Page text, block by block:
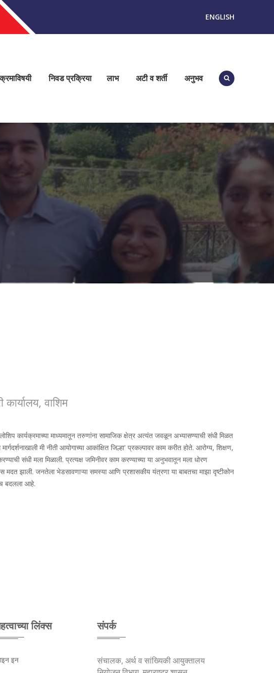
ENGLISH
निवड प्रक्रिया लाभ अटी व शर्ती अनुभव
कार्यालय, वाशिम
कार्यक्रमाच्या माध्यमातून तरुणांना सामाजिक क्षेत्र अत्यंत जवळून अभ्यासण्याची संधी मिळत
मी नीती आयोगाच्या आकांक्षित जिल्हा' प्रकल्पावर काम करीत होते. आरोग्य, शिक्षण,
संधी मला मिळाली. प्रत्यक्ष जमिनीवर काम करण्याच्या या अनुभवातून मला धोरण
झाली. जनतेला भेडसावणाऱ्या समस्या आणि प्रशासकीय यंत्रणा या बाबतचा माझा दृष्टीकोन
बदलला आहे.
लिंक्स
इन
संपर्क
संचालक, अर्थ व सांख्यिकी आयुक्तालय